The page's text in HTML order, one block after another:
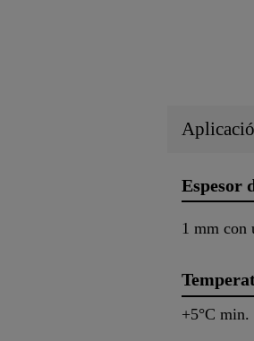
Espesor
1 mm con
+5°C min.